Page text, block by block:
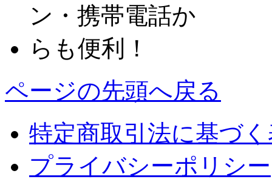
ページの先頭へ戻る
特定商取引法に基づ
プライバシーポリシー